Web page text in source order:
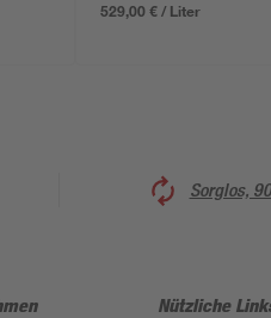
529,00 € / Liter
Sorglos,
Nützliche